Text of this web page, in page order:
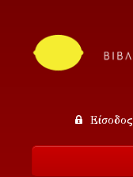
Είσοδος